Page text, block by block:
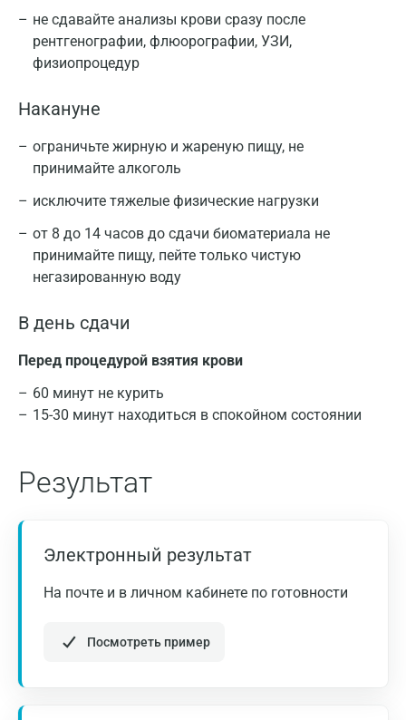
не сдавайте анализы крови сразу после
рентгенографии, флюорографии, УЗИ,
физиопроцедур
Накануне
ограничьте жирную и жареную пищу, не
принимайте алкоголь
исключите тяжелые физические нагрузки
от 8 до 14 часов до сдачи биоматериала не
принимайте пищу, пейте только чистую
негазированную воду
В день сдачи
Перед процедурой взятия крови
60 минут не курить
15-30 минут находиться в спокойном состоянии
Результат
Электронный результат
На почте и в личном кабинете по готовности
Посмотреть пример
Показатели Норма